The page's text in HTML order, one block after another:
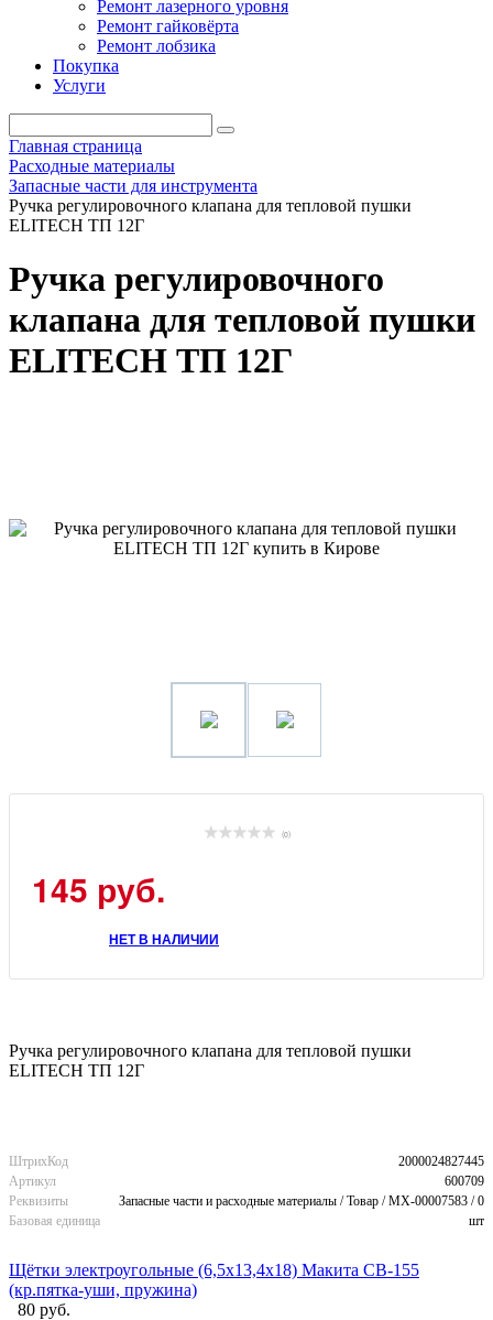
Ремонт лазерного уровня
Ремонт гайковёрта
Ремонт лобзика
Покупка
Услуги
Главная страница
Расходные материалы
Запасные части для инструмента
Ручка регулировочного клапана для тепловой пушки
ELITECH ТП 12Г
Ручка регулировочного
клапана для тепловой пушки
ELITECH ТП 12Г
(0)
145 руб.
НЕТ В НАЛИЧИИ
Ручка регулировочного клапана для тепловой пушки
ELITECH ТП 12Г
ШтрихКод
2000024827445
Артикул
600709
Реквизиты
Запасные части и расходные материалы / Товар / MX-00007583 / 0
Базовая единица
шт
Щётки электроугольные (6,5х13,4х18) Макита CB-155
(кр.пятка-уши, пружина)
80 руб.